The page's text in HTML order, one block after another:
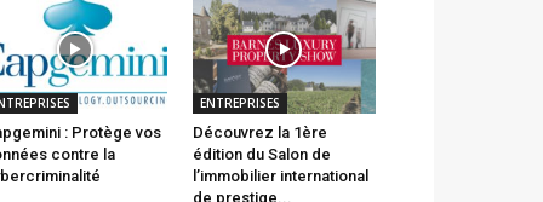
: Protège vos
contre la
ENTREPRISES
Découvrez la 1ère
édition du Salon de
l’immobilier international
de prestige...